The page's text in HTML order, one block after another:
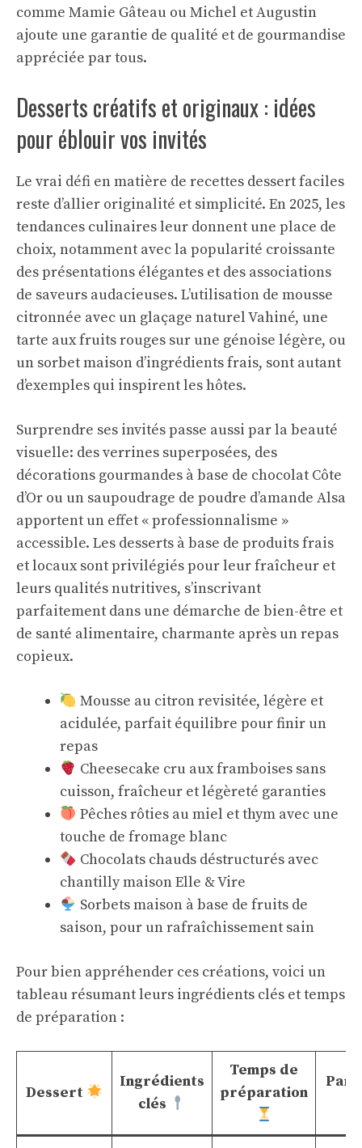
comme Mamie Gâteau ou Michel et Augustin
ajoute une garantie de qualité et de gourmandise
appréciée par tous.
Desserts créatifs et originaux : idées
pour éblouir vos invités
Le vrai défi en matière de recettes dessert faciles
reste d’allier originalité et simplicité. En 2025, les
tendances culinaires leur donnent une place de
choix, notamment avec la popularité croissante
des présentations élégantes et des associations
de saveurs audacieuses. L’utilisation de mousse
citronnée avec un glaçage naturel Vahiné, une
tarte aux fruits rouges sur une génoise légère, ou
un sorbet maison d’ingrédients frais, sont autant
d’exemples qui inspirent les hôtes.
Surprendre ses invités passe aussi par la beauté
visuelle: des verrines superposées, des
décorations gourmandes à base de chocolat Côte
d’Or ou un saupoudrage de poudre d’amande Alsa
apportent un effet « professionnalisme »
accessible. Les desserts à base de produits frais
et locaux sont privilégiés pour leur fraîcheur et
leurs qualités nutritives, s’inscrivant
parfaitement dans une démarche de bien-être et
de santé alimentaire, charmante après un repas
copieux.
Mousse au citron revisitée, légère et
acidulée, parfait équilibre pour finir un
repas
Cheesecake cru aux framboises sans
cuisson, fraîcheur et légèreté garanties
Pêches rôties au miel et thym avec une
touche de fromage blanc
Chocolats chauds déstructurés avec
chantilly maison Elle & Vire
Sorbets maison à base de fruits de
saison, pour un rafraîchissement sain
Pour bien appréhender ces créations, voici un
tableau résumant leurs ingrédients clés et temps
de préparation :
Dessert
Ingrédients
clés
Temps de
préparation